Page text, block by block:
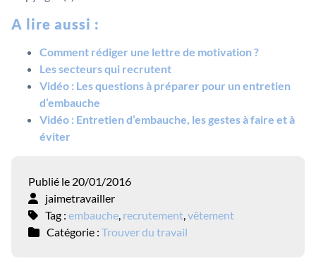
A lire aussi :
Comment rédiger une lettre de motivation ?
Les secteurs qui recrutent
Vidéo : Les questions à préparer pour un entretien
d’embauche
Vidéo : Entretien d’embauche, les gestes à faire et à
éviter
Publié le 20/01/2016
jaimetravailler
Tag : embauche, recrutement,vêtement
Catégorie : Trouver du travail